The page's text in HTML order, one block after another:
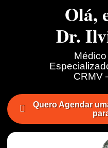
Olá,
Dr.
CRMV
Quero Agendar